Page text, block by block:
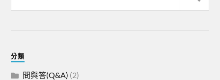
分類
問與答(Q&A) (2)